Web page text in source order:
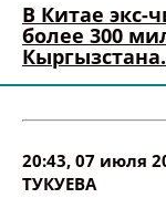
В Китае экс-
более 300
Кыргызстана.
20:43, 07 июля
ТУКУЕВА